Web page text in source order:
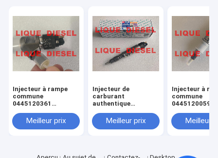
Injecteur à rampe
commune
0445120361
120 361 5801479314
Meilleur prix
Injecteur de
carburant
authentique
0445120290 0 445
120 290 L4700-
Meilleur prix
Injecteur à
commune
0445120059
120 059 0 445
231 pour
Meilleur